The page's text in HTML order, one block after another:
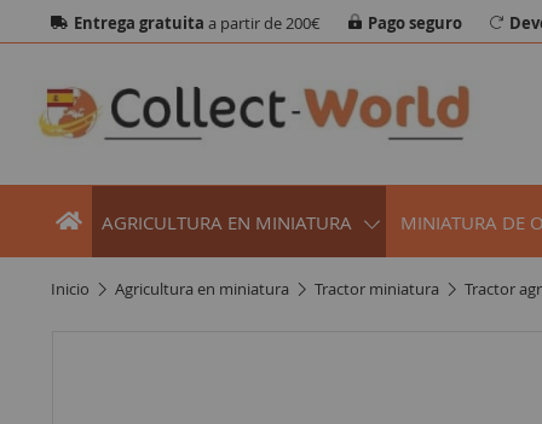
Entrega gratuita a partir de 200€ Pago seguro
AGRICULTURA EN MINIATURA MINIATURA DE
inicio agricultura en miniatura tractor miniatura tractor